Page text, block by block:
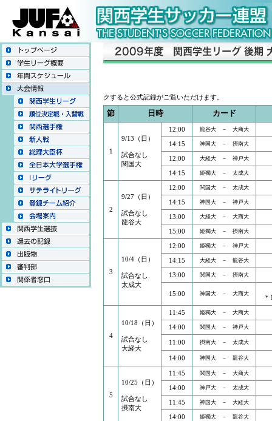
クすると公式記録がご覧いただけます。
節 日時 カード
1
9/13（日）
試合なし
関国大
12:00 龍谷大 － 大商大
14:15 神国大 － 摂南大
12:00 大経大 － 神戸大
14:15 姫獨大 － 太成大
2
9/27（日）
試合なし
龍谷大
12:00 関国大 － 太成大
14:15 神国大 － 神戸大
13:00 大経大 － 大商大
15:00 姫獨大 － 摂南大
3
10/4（日）
試合なし
太成大
12:00 姫獨大 － 神戸大
14:15 大経大 － 龍谷大
13:00 関国大 － 摂南大
15:00 神国大 － 大商大
4
10/18（日）
試合なし
大経大
11:45 姫獨大 － 大商大
14:00 関国大 － 神戸大
11:00 摂南大 － 太成大
14:00 神国大 － 龍谷大
5
10/25（日）
試合なし
摂南大
11:45 関国大 － 大商大
14:00 神戸大 － 太成大
11:45 神国大 － 大経大
14:00 姫獨大 － 龍谷大